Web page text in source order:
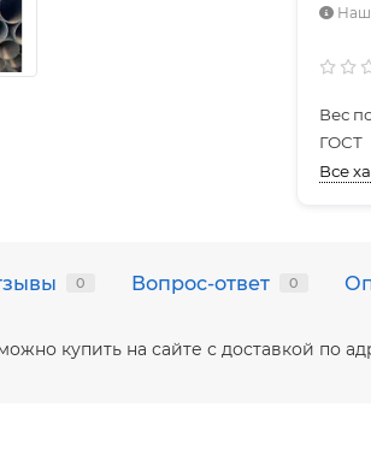
Вес
ГОСТ
Все
0 Вопрос-ответ 0
можно купить на сайте с доставкой